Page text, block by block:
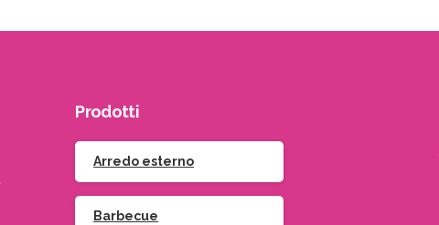
Prodotti
Arredo esterno
Barbecue